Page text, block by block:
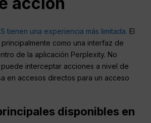
tienen una experiencia más limitada. El
como una interfaz de
de la aplicación Perplexity. No
puede interceptar acciones a nivel de
en accesos directos para un acceso
disponibles en